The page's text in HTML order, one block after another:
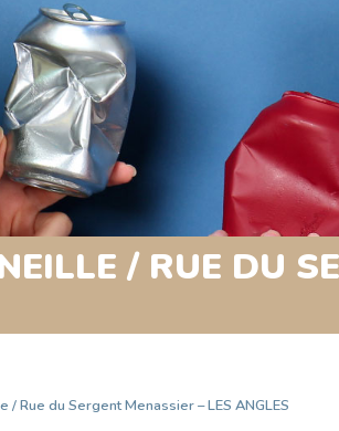
/ RUE DU
Rue du Sergent Menassier – LES ANGLES